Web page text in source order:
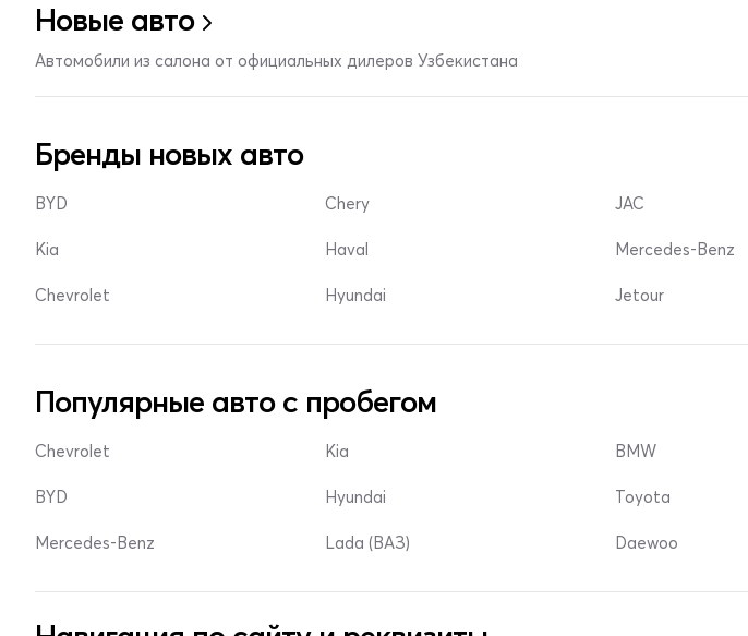
Новые авто
Автомобили из салона от официальных дилеров Узбекистана
Бренды новых авто
BYD
Kia
Chevrolet
Chery
Haval
Hyundai
JAC
Mercedes-Benz
Jetour
Популярные авто с пробегом
Chevrolet
BYD
Mercedes-Benz
Kia
Hyundai
Lada (ВАЗ)
BMW
Toyota
Daewoo